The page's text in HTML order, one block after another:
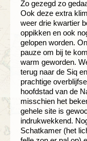
Zo gezegd zo
Ook deze extra
weer drie kwartier
oppikken en ook
gelopen worden.
pauze om bij te
warm geworden.
terug naar de Siq
prachtige
hoofdstad van de
misschien het
gehele site is
indrukwekkend.
Schatkamer (het